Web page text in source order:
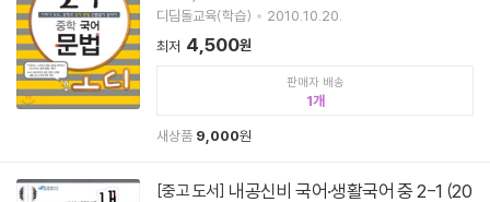
디딤돌교육(학습)
2010.10.20.
최저 4,500원
판매자 배송
1
새상품 9,000원
[중고 도서]